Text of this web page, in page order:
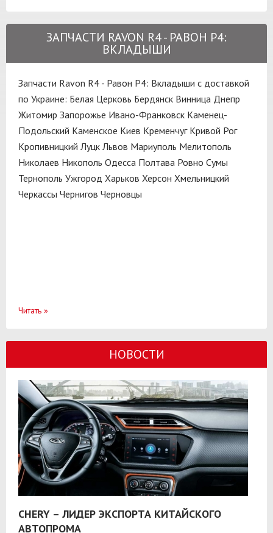
ЗАПЧАСТИ RAVON R4 - РАВОН Р4:
ВКЛАДЫШИ
Запчасти Ravon R4 - Равон Р4: Вкладыши с доставкой
по Украине: Белая Церковь Бердянск Винница Днепр
Житомир Запорожье Ивано-Франковск Каменец-
Подольский Каменское Киев Кременчуг Кривой Рог
Кропивницкий Луцк Львов Мариуполь Мелитополь
Николаев Никополь Одесса Полтава Ровно Сумы
Тернополь Ужгород Харьков Херсон Хмельницкий
Черкассы Чернигов Черновцы
Читать »
НОВОСТИ
CHERY – ЛИДЕР ЭКСПОРТА КИТАЙСКОГО
АВТОПРОМА